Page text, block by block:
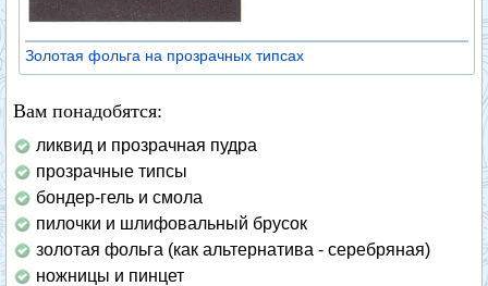
Золотая фольга на прозрачных типсах
Вам понадобятся:
ликвид и прозрачная пудра
прозрачные типсы
бондер-гель и смола
пилочки и шлифовальный брусок
золотая фольга (как альтернатива - серебряная)
ножницы и пинцет